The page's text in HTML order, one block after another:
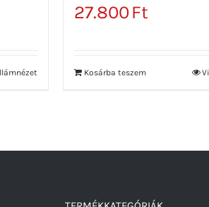
27.800Ft
Kosárba teszem